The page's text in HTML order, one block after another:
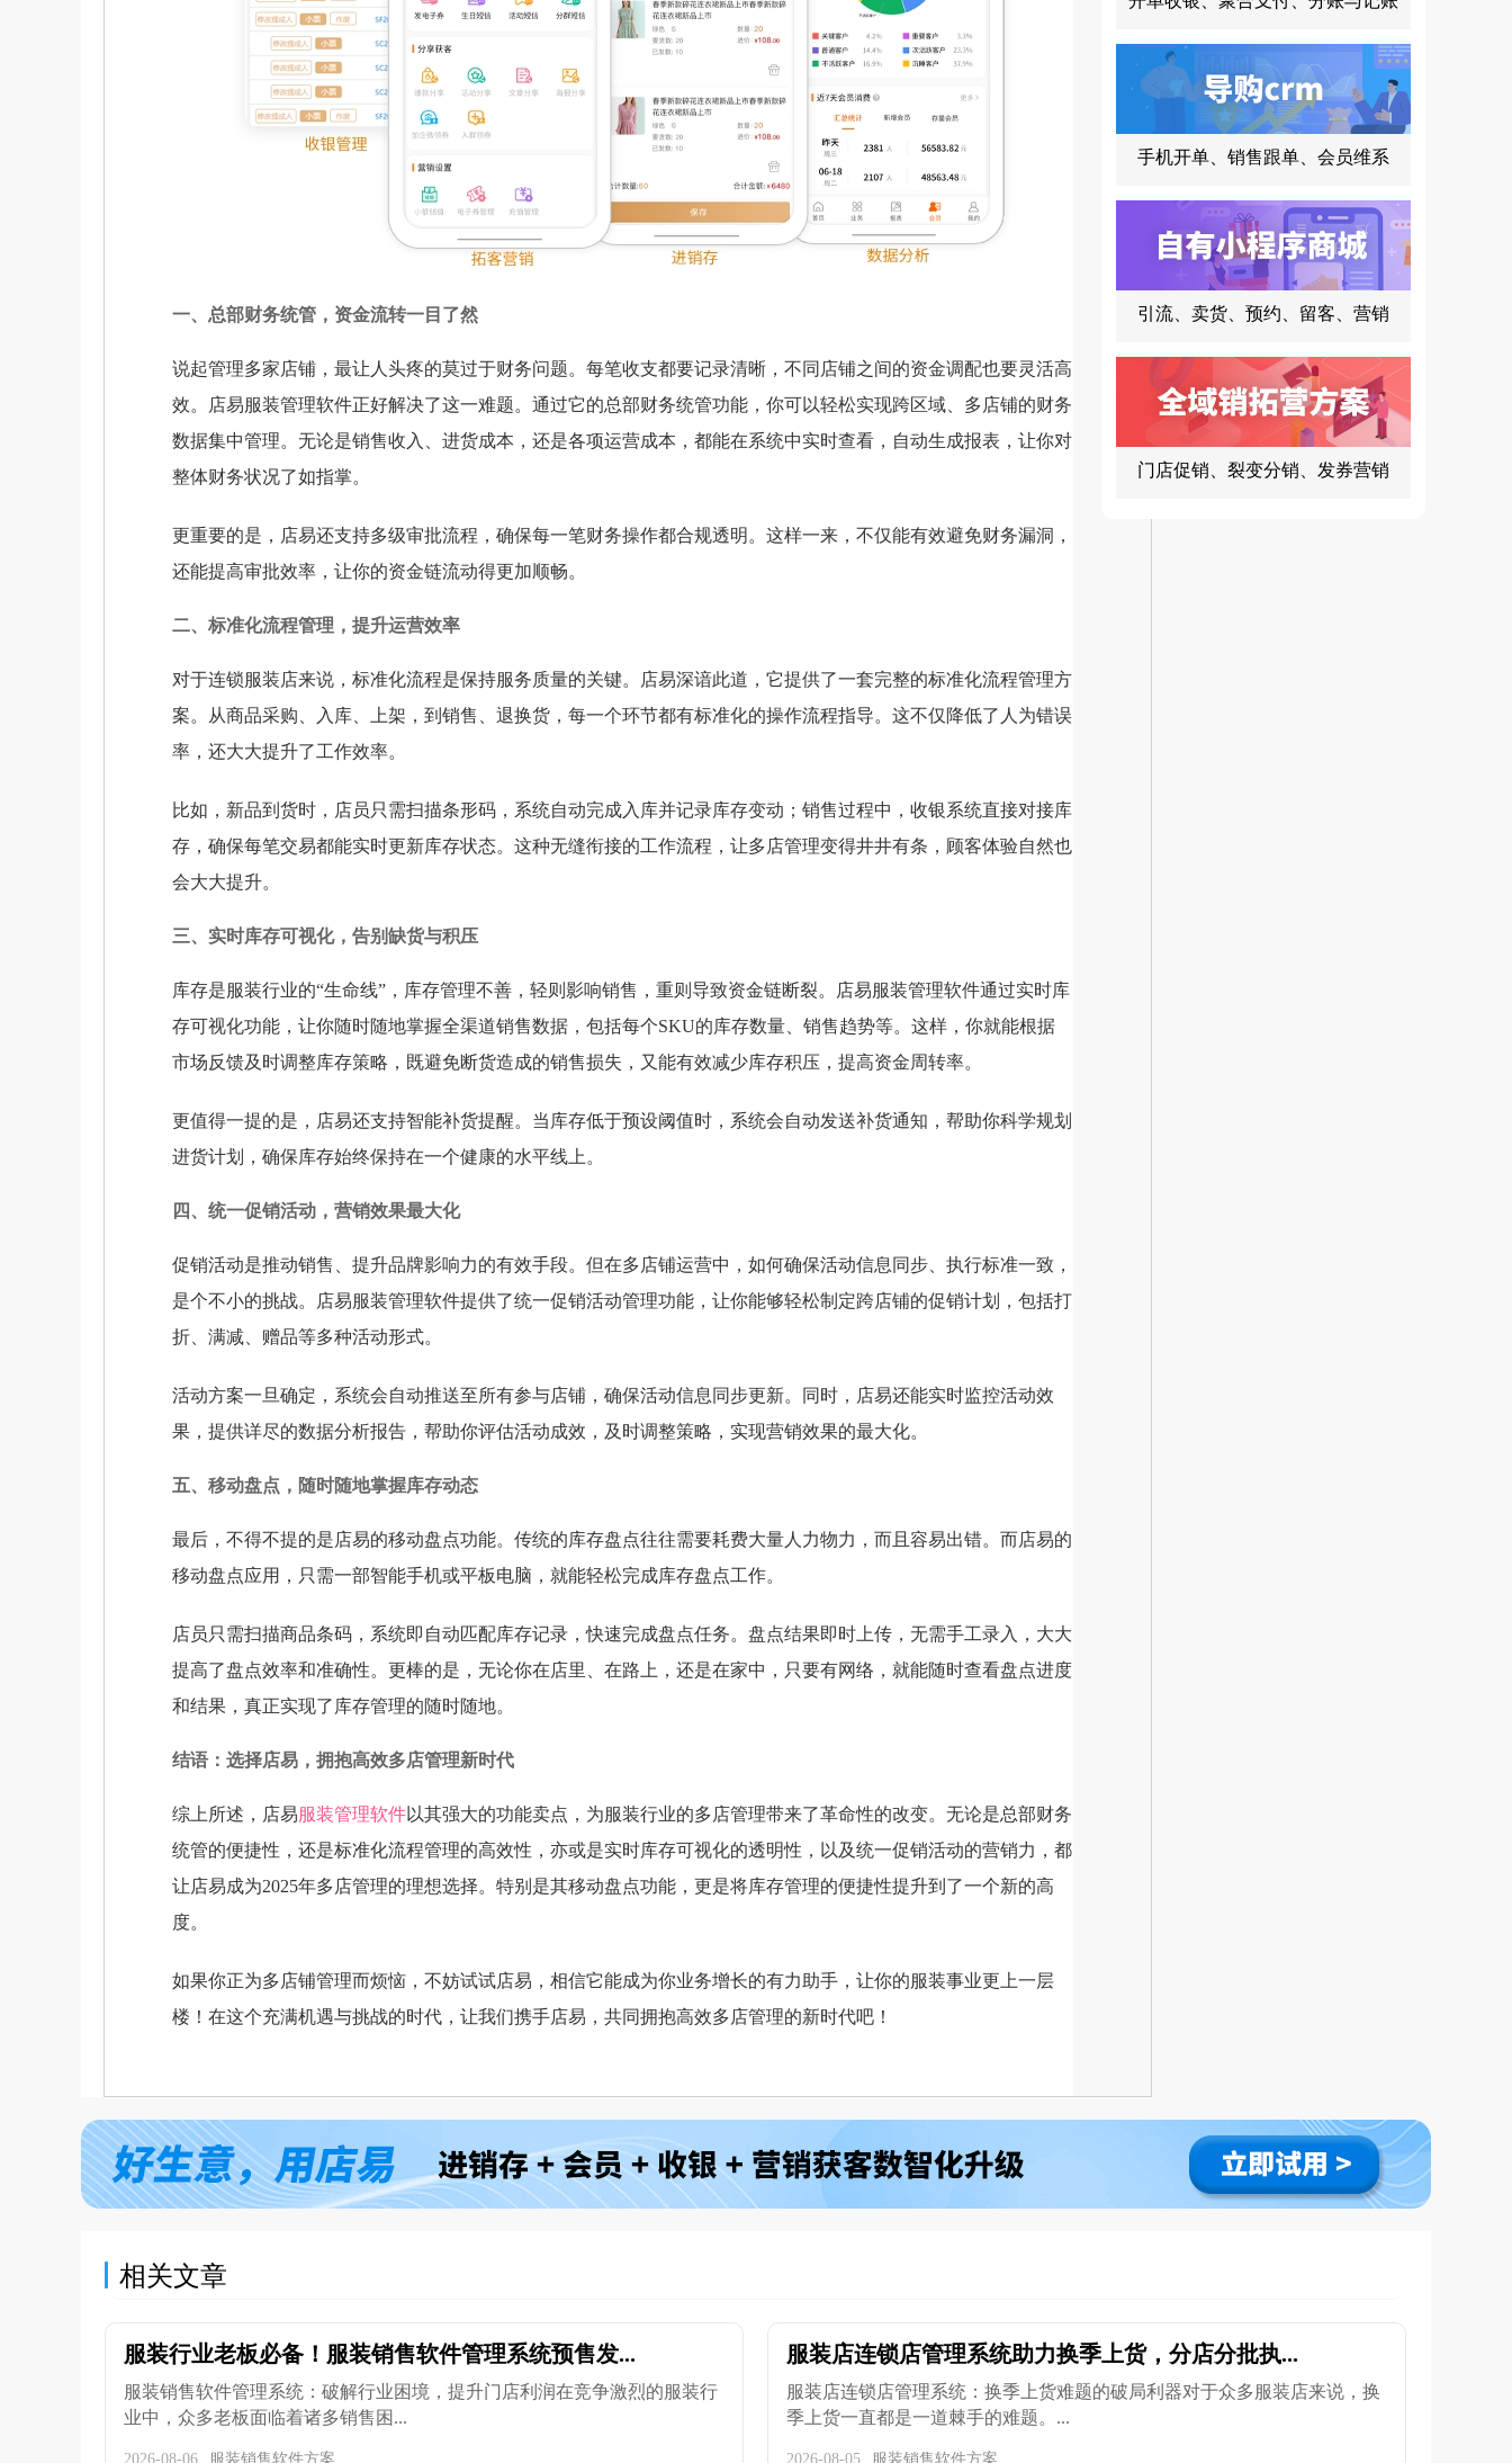
一、总部财务统管，资金流转一目了然
说起管理多家店铺，最让人头疼的莫过于财务问题。每笔收支都要记录清晰，不同店铺之间的资金调配也要灵活高
效。店易服装管理软件正好解决了这一难题。通过它的总部财务统管功能，你可以轻松实现跨区域、多店铺的财务
数据集中管理。无论是销售收入、进货成本，还是各项运营成本，都能在系统中实时查看，自动生成报表，让你对
整体财务状况了如指掌。
更重要的是，店易还支持多级审批流程，确保每一笔财务操作都合规透明。这样一来，不仅能有效避免财务漏洞，
还能提高审批效率，让你的资金链流动得更加顺畅。
二、标准化流程管理，提升运营效率
对于连锁服装店来说，标准化流程是保持服务质量的关键。店易深谙此道，它提供了一套完整的标准化流程管理方
案。从商品采购、入库、上架，到销售、退换货，每一个环节都有标准化的操作流程指导。这不仅降低了人为错误
率，还大大提升了工作效率。
比如，新品到货时，店员只需扫描条形码，系统自动完成入库并记录库存变动；销售过程中，收银系统直接对接库
存，确保每笔交易都能实时更新库存状态。这种无缝衔接的工作流程，让多店管理变得井井有条，顾客体验自然也
会大大提升。
三、实时库存可视化，告别缺货与积压
库存是服装行业的“生命线”，库存管理不善，轻则影响销售，重则导致资金链断裂。店易服装管理软件通过实时库
存可视化功能，让你随时随地掌握全渠道销售数据，包括每个SKU的库存数量、销售趋势等。这样，你就能根据
市场反馈及时调整库存策略，既避免断货造成的销售损失，又能有效减少库存积压，提高资金周转率。
更值得一提的是，店易还支持智能补货提醒。当库存低于预设阈值时，系统会自动发送补货通知，帮助你科学规划
进货计划，确保库存始终保持在一个健康的水平线上。
四、统一促销活动，营销效果最大化
促销活动是推动销售、提升品牌影响力的有效手段。但在多店铺运营中，如何确保活动信息同步、执行标准一致，
是个不小的挑战。店易服装管理软件提供了统一促销活动管理功能，让你能够轻松制定跨店铺的促销计划，包括打
折、满减、赠品等多种活动形式。
活动方案一旦确定，系统会自动推送至所有参与店铺，确保活动信息同步更新。同时，店易还能实时监控活动效
果，提供详尽的数据分析报告，帮助你评估活动成效，及时调整策略，实现营销效果的最大化。
五、移动盘点，随时随地掌握库存动态
最后，不得不提的是店易的移动盘点功能。传统的库存盘点往往需要耗费大量人力物力，而且容易出错。而店易的
移动盘点应用，只需一部智能手机或平板电脑，就能轻松完成库存盘点工作。
店员只需扫描商品条码，系统即自动匹配库存记录，快速完成盘点任务。盘点结果即时上传，无需手工录入，大大
提高了盘点效率和准确性。更棒的是，无论你在店里、在路上，还是在家中，只要有网络，就能随时查看盘点进度
和结果，真正实现了库存管理的随时随地。
结语：选择店易，拥抱高效多店管理新时代
综上所述，店易服装管理软件以其强大的功能卖点，为服装行业的多店管理带来了革命性的改变。无论是总部财务
统管的便捷性，还是标准化流程管理的高效性，亦或是实时库存可视化的透明性，以及统一促销活动的营销力，都
让店易成为2025年多店管理的理想选择。特别是其移动盘点功能，更是将库存管理的便捷性提升到了一个新的高
度。
如果你正为多店铺管理而烦恼，不妨试试店易，相信它能成为你业务增长的有力助手，让你的服装事业更上一层
楼！在这个充满机遇与挑战的时代，让我们携手店易，共同拥抱高效多店管理的新时代吧！
手机开单、销售跟单、会员维系
引流、卖货、预约、留客、营销
门店促销、裂变分销、发券营销
相关文章
服装行业老板必备！服装销售软件管理系统预售发...
服装销售软件管理系统：破解行业困境，提升门店利润在竞争激烈的服装行
业中，众多老板面临着诸多销售困...
2026-08-06 服装销售软件方案
服装店连锁店管理系统助力换季上货，分店分批执...
服装店连锁店管理系统：换季上货难题的破局利器对于众多服装店来说，换
季上货一直都是一道棘手的难题。...
2026-08-05 服装销售软件方案